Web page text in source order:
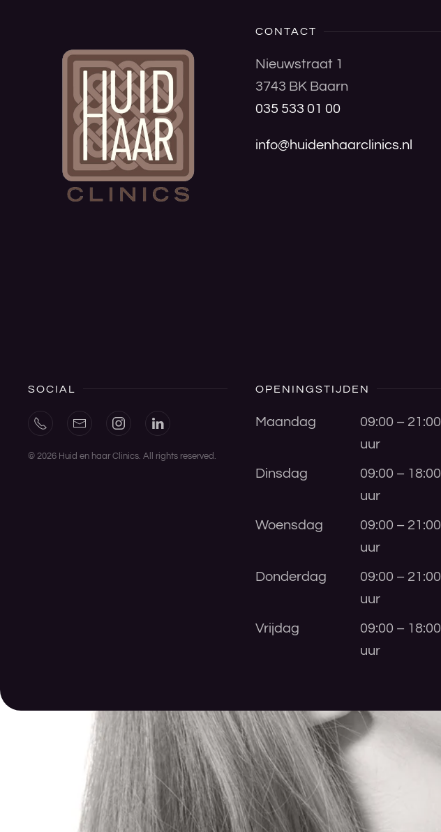
CONTACT
Nieuwstraat 1
3743 BK Baarn
035 533 01 00
info@huidenhaarclinics.nl
SOCIAL
© 2026 Huid en haar Clinics. All rights reserved.
OPENINGSTIJDEN
Maandag
09:00 – 21:00
uur
Dinsdag
09:00 – 18:00
uur
Woensdag
09:00 – 21:00
uur
Donderdag
09:00 – 21:00
uur
Vrijdag
09:00 – 18:00
uur